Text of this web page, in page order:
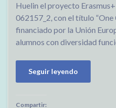
Huelin el proyecto
062157_2, con el título “One
financiado por la Unión
alumnos con diversidad
Seguir leyendo
Compartir: